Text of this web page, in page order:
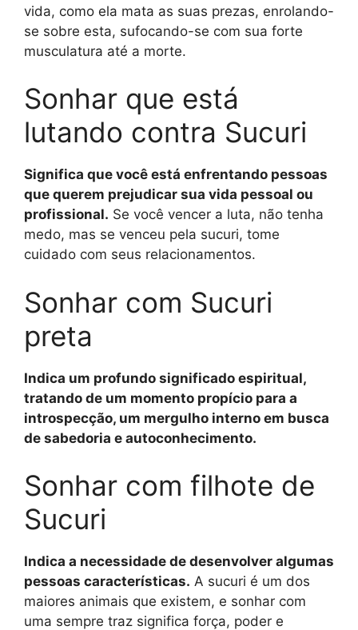
vida, como ela mata as suas prezas, enrolando-
se sobre esta, sufocando-se com sua forte
musculatura até a morte.
Sonhar que está
lutando contra Sucuri
Significa que você está enfrentando pessoas
que querem prejudicar sua vida pessoal ou
profissional. Se você vencer a luta, não tenha
medo, mas se venceu pela sucuri, tome
cuidado com seus relacionamentos.
Sonhar com Sucuri
preta
Indica um profundo significado espiritual,
tratando de um momento propício para a
introspecção, um mergulho interno em busca
de sabedoria e autoconhecimento.
Sonhar com filhote de
Sucuri
Indica a necessidade de desenvolver algumas
pessoas características. A sucuri é um dos
maiores animais que existem, e sonhar com
uma sempre traz significa força, poder e